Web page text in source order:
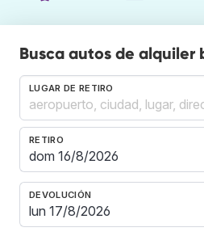
Busca autos de alquiler
LUGAR DE RETIRO
RETIRO
DEVOLUCIÓN